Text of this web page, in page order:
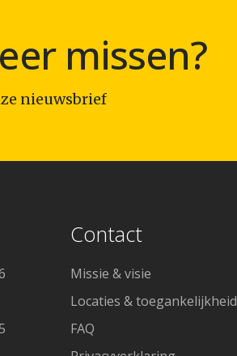
missen?
nieuwsbrief
Contact
Missie & visie
Locaties & toegankelijkheid
FAQ